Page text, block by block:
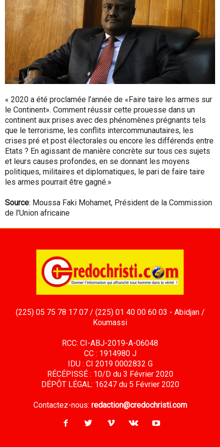
« 2020 a été proclamée l’année de «Faire taire les armes sur
le Continent». Comment réussir cette prouesse dans un
continent aux prises avec des phénomènes prégnants tels
que le terrorisme, les conflits intercommunautaires, les
crises pré et post électorales ou encore les différends entre
Etats ? En agissant de manière concrète sur tous ces sujets
et leurs causes profondes, en se donnant les moyens
politiques, militaires et diplomatiques, le pari de faire taire
les armes pourrait être gagné.»
Source: Moussa Faki Mohamet, Président de la Commission
de l’Union africaine
(225) 05 75 78 17 07 / (225) 01 40 00 60 03 - Abidjan /
Koumassi
RCC: CI-ABJ-2019-A-06048
CC : 1914980 J
IDU : CI 2019 0002832 G
RÉCÉPISSÉ : 10/D du 3 Février 2020
DÉPÔT LÉGAL: 16247 du 5 Février 2020
Contactez-nous: redaction@credochristi.com